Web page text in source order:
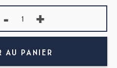
- +
AU PANIER